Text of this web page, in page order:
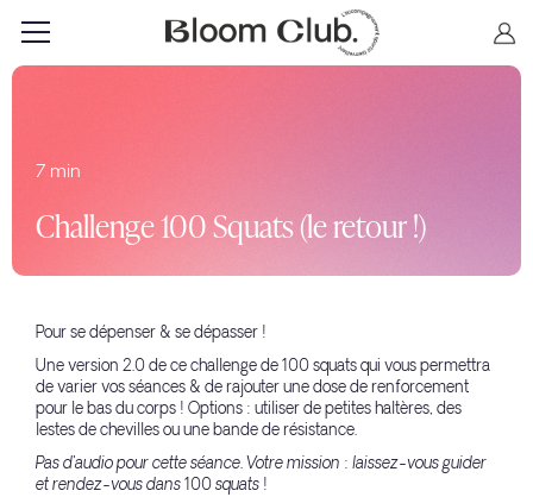
7 min
Challenge 100 Squats (le retour !)
Pour se dépenser & se dépasser !
Une version 2.0 de ce challenge de 100 squats qui vous permettra
de varier vos séances & de rajouter une dose de renforcement
pour le bas du corps ! Options : utiliser de petites haltères, des
lestes de chevilles ou une bande de résistance.
Pas d'audio pour cette séance. Votre mission : laissez-vous guider
et rendez-vous dans 100 squats !